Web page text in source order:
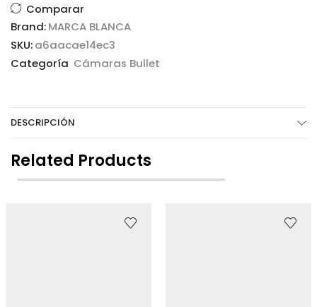
Comparar
Brand:MARCA BLANCA
SKU:a6aacae14ec3
Categoría Cámaras Bullet
DESCRIPCIÓN
Related Products